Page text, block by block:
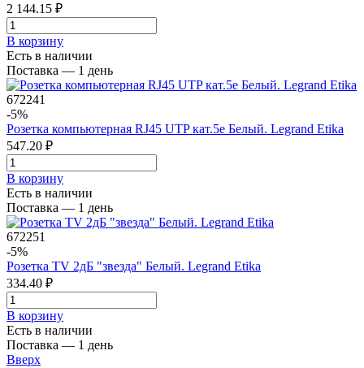
2 144.15 ₽
В корзинy
Есть в наличии
Поставка — 1 день
672241
-5%
Розетка компьютерная RJ45 UTP кат.5e Белый. Legrand Etika
547.20 ₽
В корзинy
Есть в наличии
Поставка — 1 день
672251
-5%
Розетка TV 2дБ "звезда" Белый. Legrand Etika
334.40 ₽
В корзинy
Есть в наличии
Поставка — 1 день
Вверх